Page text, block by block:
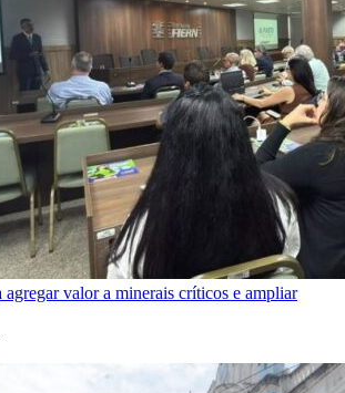
agregar valor a minerais críticos e ampliar